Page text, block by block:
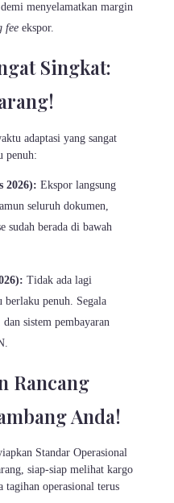
menyelamatkan margin
fee ekspor.
Singkat:
adaptasi yang sangat
penuh:
2026): Ekspor langsung
seluruh dokumen,
sudah berada di bawah
Tidak ada lagi
penuh. Segala
dan sistem pembayaran
Rancang
Anda!
Standar Operasional
siap-siap melihat kargo
tagihan operasional terus